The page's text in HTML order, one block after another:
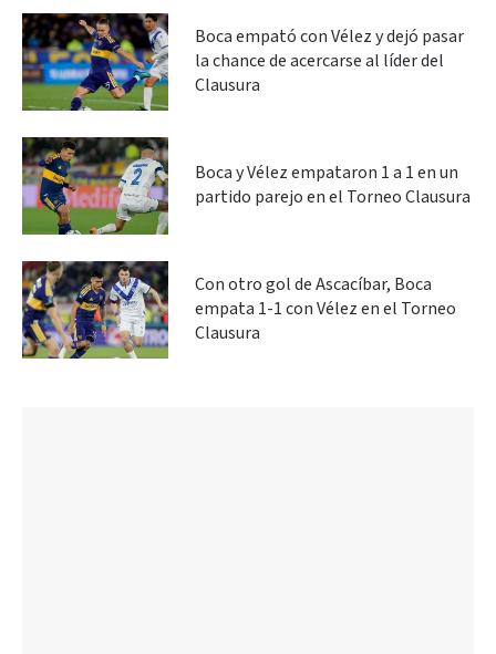
Boca empató con Vélez y dejó pasar
la chance de acercarse al líder del
Clausura
Boca y Vélez empataron 1 a 1 en un
partido parejo en el Torneo Clausura
Con otro gol de Ascacíbar, Boca
empata 1-1 con Vélez en el Torneo
Clausura